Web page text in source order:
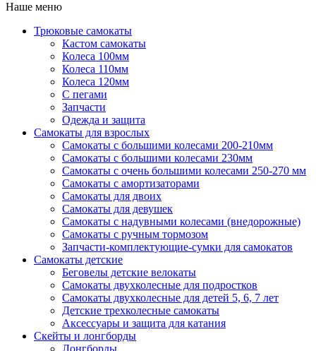
Наше меню
Трюковые самокаты
Кастом самокаты
Колеса 100мм
Колеса 110мм
Колеса 120мм
С пегами
Запчасти
Одежда и защита
Самокаты для взрослых
Самокаты с большими колесами 200-210мм
Самокаты с большими колесами 230мм
Самокаты с очень большими колесами 250-270 мм
Самокаты с амортизаторами
Самокаты для двоих
Самокаты для девушек
Самокаты с надувными колесами (внедорожные)
Самокаты с ручным тормозом
Запчасти-комплектующие-сумки для самокатов
Самокаты детские
Беговелы детские велокаты
Самокаты двухколесные для подростков
Самокаты двухколесные для детей 5, 6, 7 лет
Детские трехколесные самокаты
Аксессуары и защита для катания
Cкейты и лонгборды
Лонгборды